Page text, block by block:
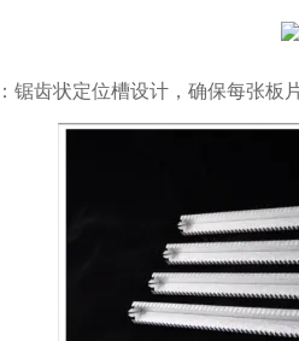
锯齿状定位槽设计，确保每张板